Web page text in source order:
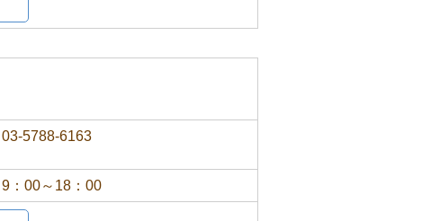
03-5788-6163
9：00～18：00